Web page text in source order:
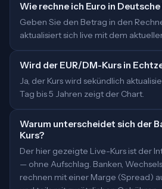
Wie rechne ich Euro in Deutsche
Geben Sie den Betrag in den
aktualisiert sich live mit dem
Wird der EUR/DM-Kurs in
Ja, der Kurs wird sekündlich
Tag bis 5 Jahren zeigt der Chart.
Warum unterscheidet sich der
Kurs?
Der hier gezeigte Live-Kurs ist der
— ohne Aufschlag. Banken,
rechnen mit einer Marge (Spread)